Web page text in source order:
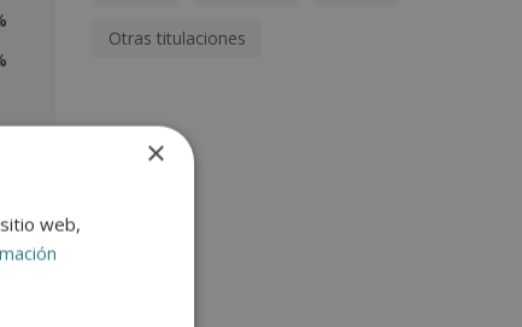
Otras titulaciones
×
web,